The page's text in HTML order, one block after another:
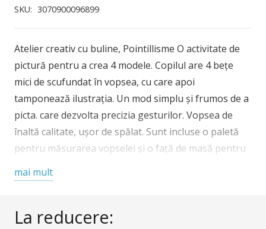
creativ
buline
Djeco,
Pointillisme
SKU: 3070900096899
Atelier creativ cu buline, Pointillisme O activitate de
pictură pentru a crea 4 modele. Copilul are 4 bețe
mici de scufundat în vopsea, cu care apoi
tamponează ilustrația. Un mod simplu și frumos de a
picta. care dezvolta precizia gesturilor. Vopsea de
înaltă calitate, ușor de spălat. Sunt incluse o paletă
pentru măsurarea vopselei și o față de masă pentru
cm), 4 tuburi guașă (30 ml), paletă, 4 bețe de lemn,
Vârsta recomandată: 3-6 ani. Confecționat din
mai mult
La reducere: